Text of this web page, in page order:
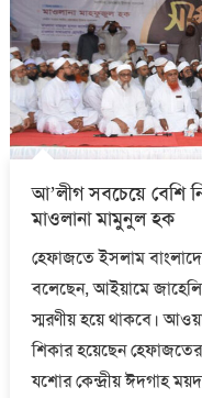
আ’লীগ সবচেয়ে বেশি
মাওলানা মামুনুল হক
হেফাজতে ইসলাম
বলেছেন, আইয়ামে
স্মরণীয় হয়ে থাকবে।
শিকার হয়েছেন হেফাজতের
যশোর কেন্দ্রীয় ঈদগাহ